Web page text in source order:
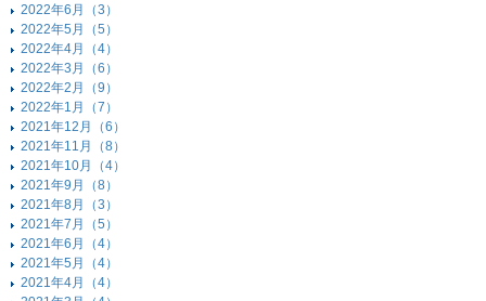
2022年6月（3）
2022年5月（5）
2022年4月（4）
2022年3月（6）
2022年2月（9）
2022年1月（7）
2021年12月（6）
2021年11月（8）
2021年10月（4）
2021年9月（8）
2021年8月（3）
2021年7月（5）
2021年6月（4）
2021年5月（4）
2021年4月（4）